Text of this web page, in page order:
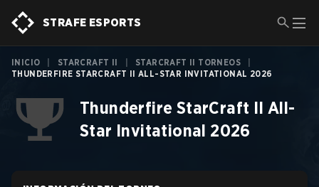
STRAFE ESPORTS
INICIO STARCRAFT II STARCRAFT II TORNEOS
THUNDERFIRE STARCRAFT II ALL-STAR INVITATIONAL 2026
Thunderfire StarCraft II All-
Star Invitational 2026